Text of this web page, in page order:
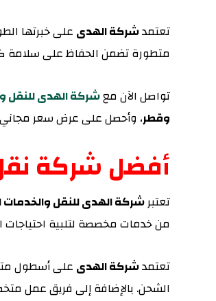
تعتمدشركة الهدىعلى خبرتها
متطورة تضمن الحفاظ على سلامة
تواصل الآن معشركة الهدى للنقل
وقطر، وأحصل على عرض سعر
أفضل شركة
تعتبرشركة الهدى للنقل والخدمات
من خدمات مخصصة لتلبية احتياجات
تعتمدشركة الهدى على أسطول
الشحن. بالإضافة إلى فريق عمل